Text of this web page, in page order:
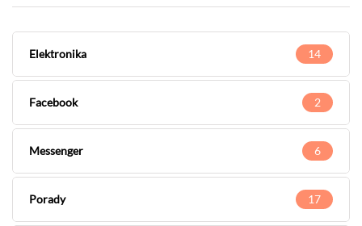
Elektronika 14
Facebook 2
Messenger 6
Porady 17